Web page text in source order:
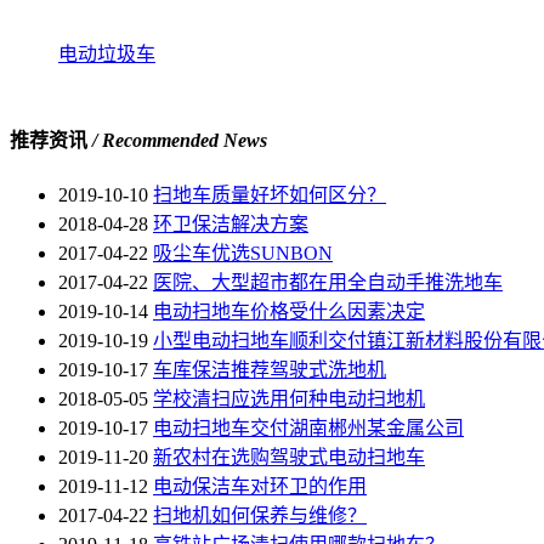
电动垃圾车
推荐资讯/ Recommended News
2019-10-10 扫地车质量好坏如何区分？
2018-04-28 环卫保洁解决方案
2017-04-22 吸尘车优选SUNBON
2017-04-22 医院、大型超市都在用全自动手推洗地车
2019-10-14 电动扫地车价格受什么因素决定
2019-10-19 小型电动扫地车顺利交付镇江新材料股份有
2019-10-17 车库保洁推荐驾驶式洗地机
2018-05-05 学校清扫应选用何种电动扫地机
2019-10-17 电动扫地车交付湖南郴州某金属公司
2019-11-20 新农村在选购驾驶式电动扫地车
2019-11-12 电动保洁车对环卫的作用
2017-04-22 扫地机如何保养与维修？